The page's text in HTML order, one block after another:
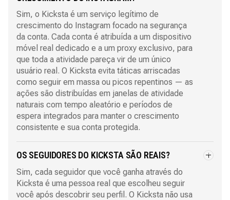
Sim, o Kicksta é um serviço legítimo de
crescimento do Instagram focado na segurança
da conta. Cada conta é atribuída a um dispositivo
móvel real dedicado e a um proxy exclusivo, para
que toda a atividade pareça vir de um único
usuário real. O Kicksta evita táticas arriscadas
como seguir em massa ou picos repentinos — as
ações são distribuídas em janelas de atividade
naturais com tempo aleatório e períodos de
espera integrados para manter o crescimento
consistente e sua conta protegida.
OS SEGUIDORES DO KICKSTA SÃO REAIS?
Sim, cada seguidor que você ganha através do
Kicksta é uma pessoa real que escolheu seguir
você após descobrir seu perfil. O Kicksta não usa